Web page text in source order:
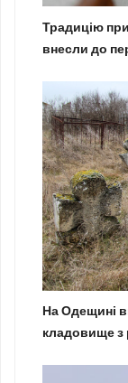
Традицію
внесли до
На Одещині
кладовище з